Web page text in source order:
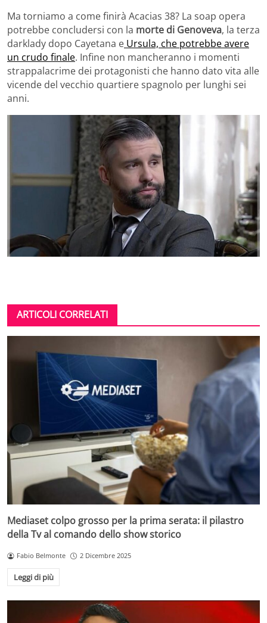
Ma torniamo a come finirà Acacias 38? La soap opera
potrebbe concludersi con la morte di Genoveva, la terza
darklady dopo Cayetana e Ursula, che potrebbe avere
un crudo finale. Infine non mancheranno i momenti
strappalacrime dei protagonisti che hanno dato vita alle
vicende del vecchio quartiere spagnolo per lunghi sei
anni.
ARTICOLI CORRELATI
Mediaset colpo grosso per la prima serata: il pilastro
della Tv al comando dello show storico
Fabio Belmonte 2 Dicembre 2025
Leggi di più